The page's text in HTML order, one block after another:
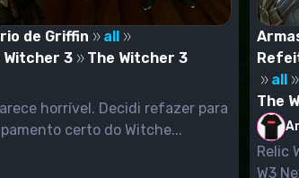
um erro, o que impede que o jogo seja
a instrução para instalar esta correção,
de Griffin
all
3
The Witcher 3
horrível. Decidi refazer para
certo do Witche...
all
The
Relic
W3